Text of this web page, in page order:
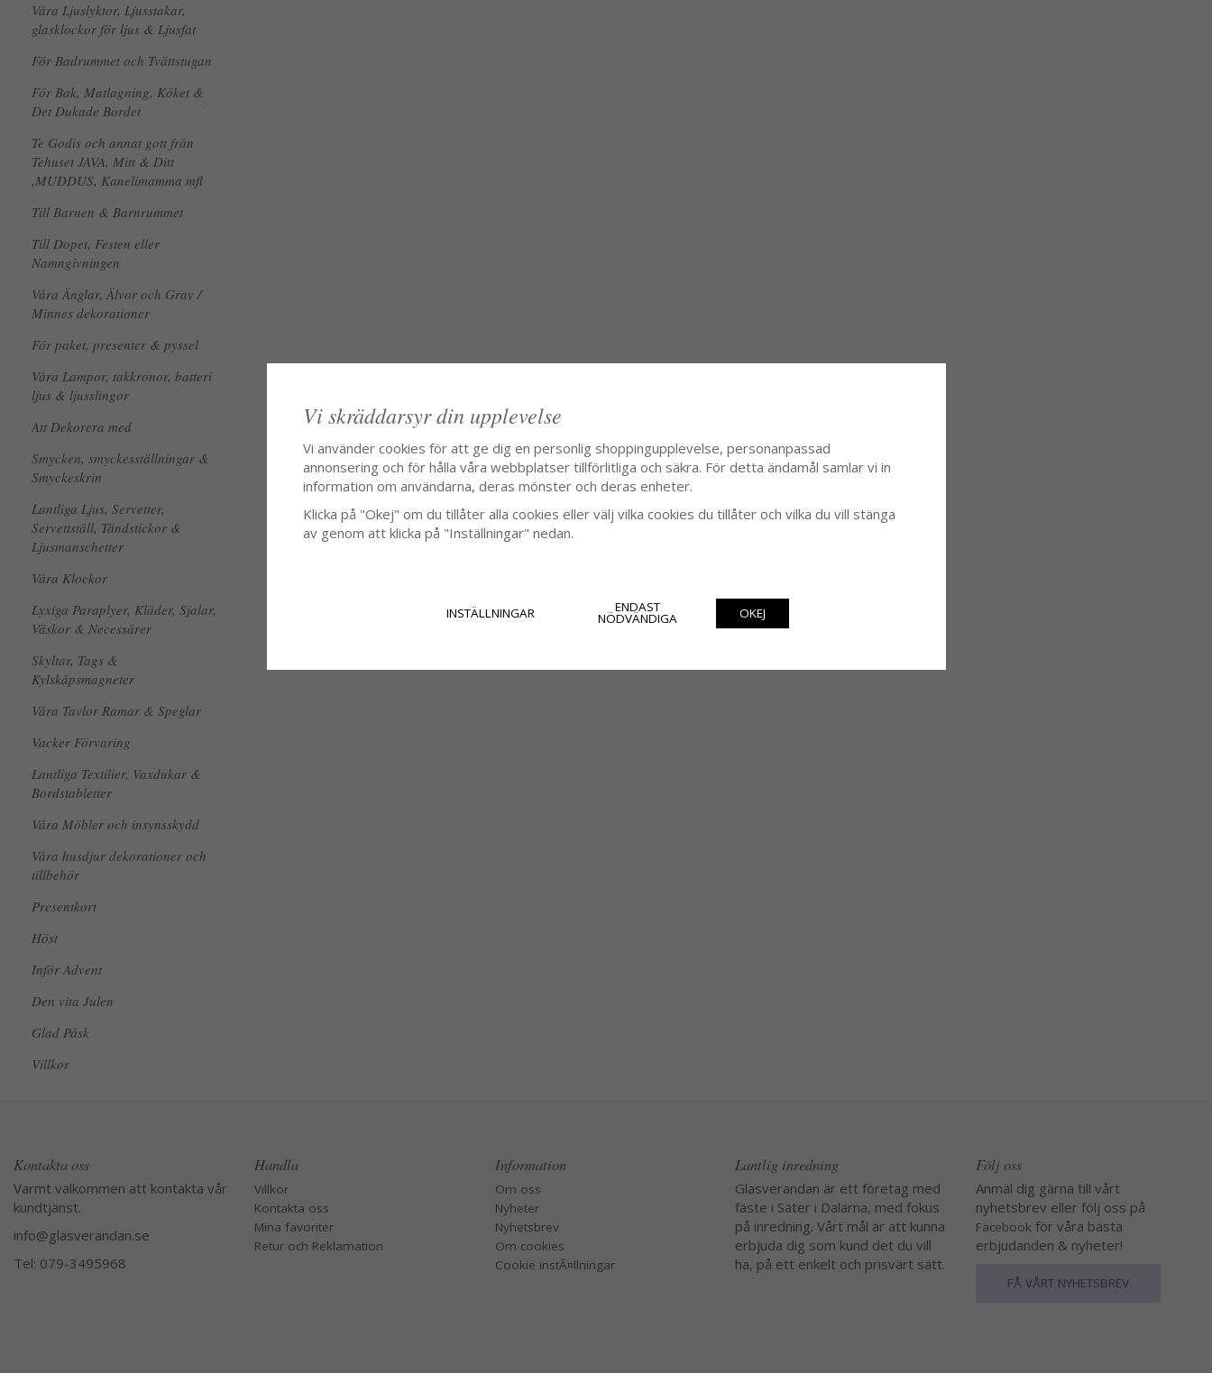
Våra Ljuslyktor, Ljusstakar,
glasklockor för ljus & Ljusfat
För Badrummet och Tvättstugan
För Bak, Matlagning, Köket &
Det Dukade Bordet
Te Godis och annat gott från
Tehuset JAVA, Mitt & Ditt
,MUDDUS, Kanelimamma mfl
Till Barnen & Barnrummet
Till Dopet, Festen eller
Namngivningen
Våra Änglar, Älvor och Grav /
Minnes dekorationer
För paket, presenter & pyssel
Våra Lampor, takkronor, batteri
ljus & ljusslingor
Att Dekorera med
Smycken, smyckesställningar &
Smyckeskrin
Lantliga Ljus, Servetter,
Servettställ, Tändstickor &
Ljusmanschetter
Våra Klockor
Lyxiga Paraplyer, Kläder, Sjalar,
Väskor & Necessärer
Skyltar, Tags &
Kylskåpsmagneter
Våra Tavlor Ramar & Speglar
Vacker Förvaring
Lantliga Textilier, Vaxdukar &
Bordstabletter
Våra Möbler och insynsskydd
Våra husdjur dekorationer och
tillbehör
Presentkort
Höst
Inför Advent
Den vita Julen
Glad Påsk
Villkor
Kontakta oss
Varmt välkommen att kontakta vår
kundtjänst.
info@glasverandan.se
Tel: 079-3495968
Handla
Villkor
Kontakta oss
Mina favoriter
Retur och Reklamation
Information
Om oss
Nyheter
Nyhetsbrev
Om cookies
Cookie instÃ¤llningar
Lantlig inredning
Glasverandan är ett företag med
fäste i Säter i Dalarna, med fokus
på inredning. Vårt mål är att kunna
erbjuda dig som kund det du vill
ha, på ett enkelt och prisvärt sätt.
Följ oss
Anmäl dig gärna till vårt
nyhetsbrev eller följ oss på
Facebook för våra bästa
erbjudanden & nyheter!
FÅ VÅRT NYHETSBREV
Vi skräddarsyr din upplevelse
Vi använder cookies för att ge dig en personlig shoppingupplevelse, personanpassad
annonsering och för hålla våra webbplatser tillförlitliga och säkra. För detta ändamål samlar vi in
information om användarna, deras mönster och deras enheter.
Klicka på "Okej" om du tillåter alla cookies eller välj vilka cookies du tillåter och vilka du vill stänga
av genom att klicka på "Inställningar" nedan.
INSTÄLLNINGAR ENDAST
NÖDVÄNDIGA OKEJ